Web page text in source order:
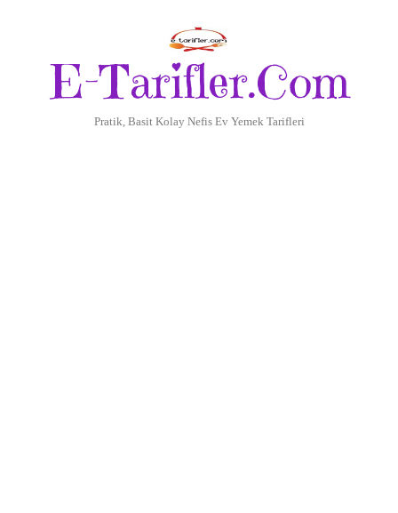
E-Tarifler.Com
Pratik, Basit Kolay Nefis Ev Yemek Tarifleri